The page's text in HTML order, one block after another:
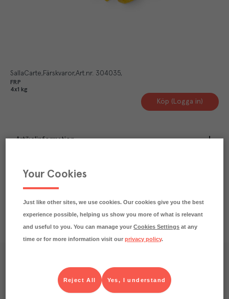
SallaCarte Färskvaror Art.nr. 304035
FRP
4x1 kg
Köp (Logga in)
Artikelinformation
Våra kundtidningar
Läs inspirerande reportage, matnyttiga artiklar och
ta del av aktuella kampanjer.
Your Cookies
Just like other sites, we use cookies. Our cookies give you the best
experience possible, helping us show you more of what is relevant
and useful to you. You can manage yourCookies Settings at any
time or for more information visit ourprivacy policy.
Yes, I understand
Reject All